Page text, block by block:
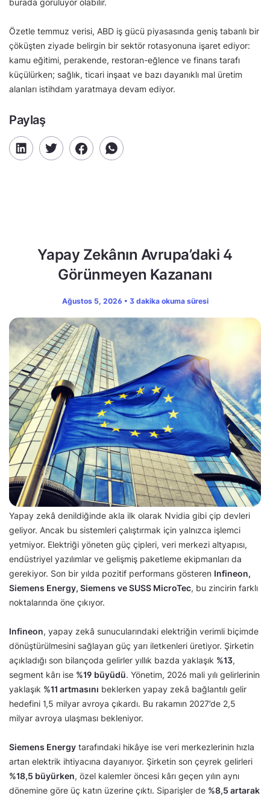
burada görülüyor olabilir.
Özetle temmuz verisi, ABD iş gücü piyasasında geniş tabanlı bir
çöküşten ziyade belirgin bir sektör rotasyonuna işaret ediyor:
kamu eğitimi, perakende, restoran-eğlence ve finans tarafı
küçülürken; sağlık, ticari inşaat ve bazı dayanıklı mal üretim
alanları istihdam yaratmaya devam ediyor.
Paylaş
Yapay Zekânın Avrupa’daki 4
Görünmeyen Kazananı
Ağustos 5, 2026 • 3 dakika okuma süresi
Yapay zekâ denildiğinde akla ilk olarak Nvidia gibi çip devleri
geliyor. Ancak bu sistemleri çalıştırmak için yalnızca işlemci
yetmiyor. Elektriği yöneten güç çipleri, veri merkezi altyapısı,
endüstriyel yazılımlar ve gelişmiş paketleme ekipmanları da
gerekiyor. Son bir yılda pozitif performans gösteren Infineon,
Siemens Energy, Siemens ve SUSS MicroTec, bu zincirin farklı
noktalarında öne çıkıyor.
Infineon, yapay zekâ sunucularındaki elektriğin verimli biçimde
dönüştürülmesini sağlayan güç yarı iletkenleri üretiyor. Şirketin
açıkladığı son bilançoda gelirler yıllık bazda yaklaşık %13,
segment kârı ise %19 büyüdü. Yönetim, 2026 mali yılı gelirlerinin
yaklaşık %11 artmasını beklerken yapay zekâ bağlantılı gelir
hedefini 1,5 milyar avroya çıkardı. Bu rakamın 2027’de 2,5
milyar avroya ulaşması bekleniyor.
Siemens Energy tarafındaki hikâye ise veri merkezlerinin hızla
artan elektrik ihtiyacına dayanıyor. Şirketin son çeyrek gelirleri
%18,5 büyürken, özel kalemler öncesi kârı geçen yılın aynı
dönemine göre üç katın üzerine çıktı. Siparişler de %8,5 artarak